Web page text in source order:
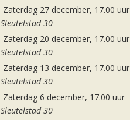
Zaterdag 27 december, 17.00 uur
Sleutelstad 30
Zaterdag 20 december, 17.00 uur
Sleutelstad 30
Zaterdag 13 december, 17.00 uur
Sleutelstad 30
Zaterdag 6 december, 17.00 uur
Sleutelstad 30